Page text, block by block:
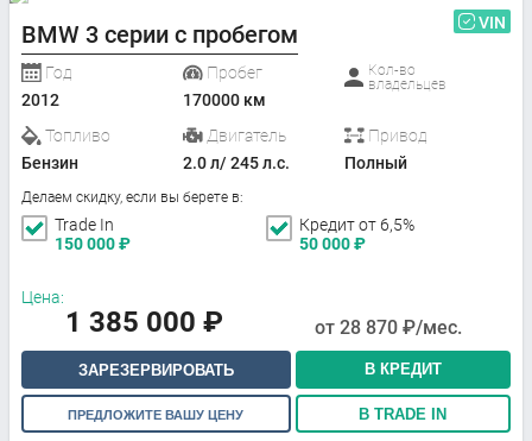
BMW 3 серии с пробегом VIN
Год
2012
Пробег
170000 км
Кол-во
владельцев
Топливо
Бензин
Двигатель
2.0 л/ 245 л.с.
Привод
Полный
Делаем скидку, если вы берете в:
Trade In
150 000₽
Кредит от 6,5%
50 000₽
Цена:
1 385 000 ₽ от 28 870 ₽/мес.
ЗАРЕЗЕРВИРОВАТЬ В КРЕДИТ
ПРЕДЛОЖИТЕ ВАШУ ЦЕНУ В TRADE IN